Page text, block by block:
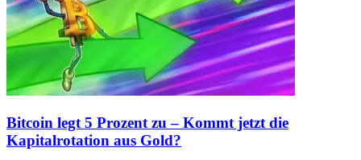
Bitcoin legt 5 Prozent zu – Kommt jetzt die
Kapitalrotation aus Gold?